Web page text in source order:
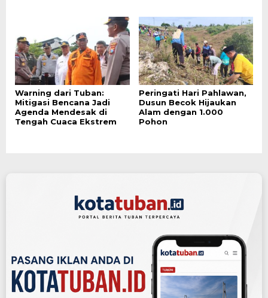
Warning dari Tuban:
Mitigasi Bencana Jadi
Agenda Mendesak di
Tengah Cuaca Ekstrem
Peringati Hari Pahlawan,
Dusun Becok Hijaukan
Alam dengan 1.000
Pohon